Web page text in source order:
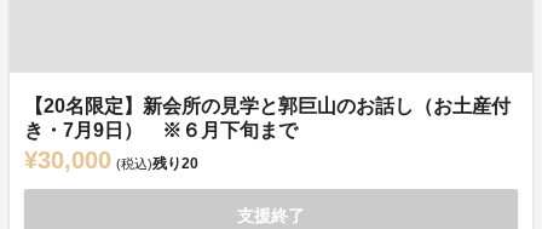
【20名限定】新会所の見学と郭巨山のお話し（お土産付
き・7月9日） ※６月下旬まで
¥30,000 (税込)残り20
支援終了